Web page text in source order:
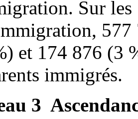
Sur les
577
et 174 876 (3
immigrés.
3